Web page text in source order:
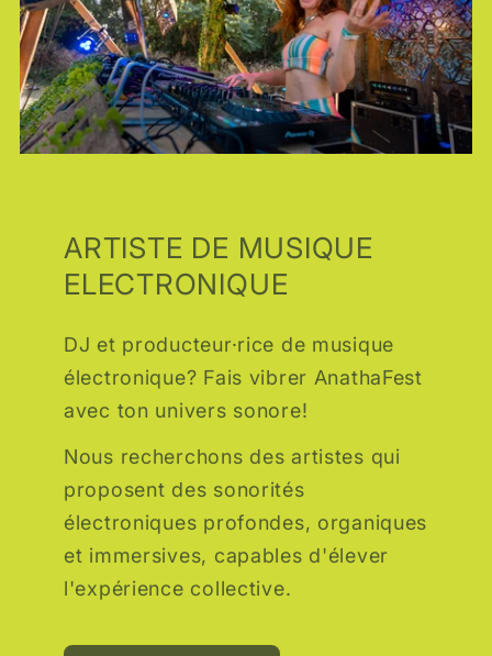
ARTISTE DE MUSIQUE
ELECTRONIQUE
DJ et producteur·rice de musique
électronique? Fais vibrer AnathaFest
avec ton univers sonore!
Nous recherchons des artistes qui
proposent des sonorités
électroniques profondes, organiques
et immersives, capables d'élever
l'expérience collective.